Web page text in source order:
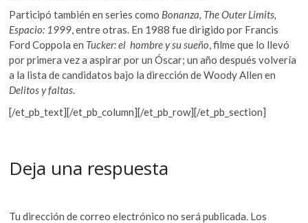
Participó también en series como Bonanza, The Outer Limits,
Espacio: 1999, entre otras. En 1988 fue dirigido por Francis
Ford Coppola en Tucker: el hombre y su sueño, filme que lo llevó
por primera vez a aspirar por un Óscar; un año después volvería
a la lista de candidatos bajo la dirección de Woody Allen en
Delitos y faltas.
[/et_pb_text][/et_pb_column][/et_pb_row][/et_pb_section]
Deja una respuesta
Tu dirección de correo electrónico no será publicada. Los